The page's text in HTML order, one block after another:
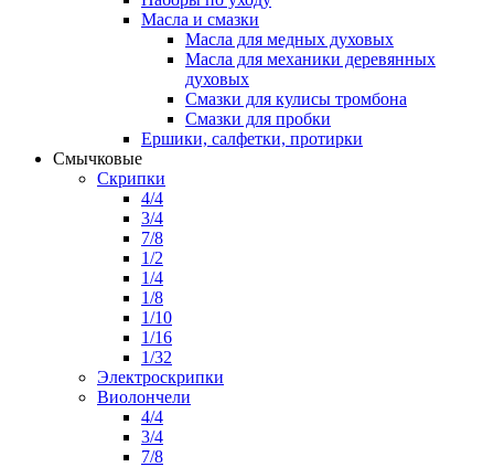
Масла и смазки
Масла для медных духовых
Масла для механики деревянных
духовых
Смазки для кулисы тромбона
Смазки для пробки
Ершики, салфетки, протирки
Смычковые
Скрипки
4/4
3/4
7/8
1/2
1/4
1/8
1/10
1/16
1/32
Электроскрипки
Виолончели
4/4
3/4
7/8